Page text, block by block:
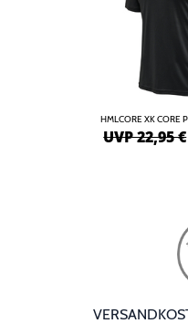
HMLCORE XK CORE
UVP 22,95 €